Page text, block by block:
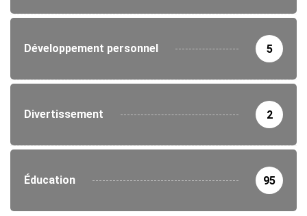
Développement personnel 5
Divertissement 2
Éducation 95